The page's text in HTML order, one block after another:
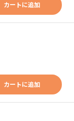
カートに追加
カートに追加